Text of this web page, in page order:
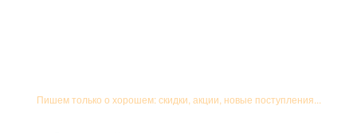
Пишем только о хорошем: скидки, акции, новые поступления...